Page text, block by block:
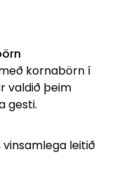
kornabörn í
valdið þeim
gesti.
leitið